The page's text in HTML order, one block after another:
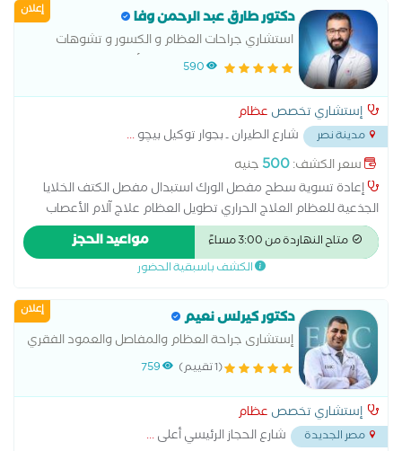
إعلان دكتور طارق عبد الرحمن وفا
استشاري جراحات العظام و الكسور و تشوهات
العظام و الإليزاروف و عظام الأطفال و تقويم و
590
إستشاري تخصص عظام
مدينة نصر شارع الطيران ـ بجوار توكيل بيچو...
سعر الكشف:500 جنيه
إعادة تسوية سطح مفصل الورك استبدال مفصل الكتف الخلايا
الجذعية للعظام العلاج الحراري تطويل العظام علاج آلام الأعصاب
بالترددات اللاسلكية علاج الرباط الصليبي عملية الغضروف عملية
تبديل مفصل الورك عملية تغيير مفصل الركبة عملية مفصل الكوع
قطع عظمي في الركبة
متاح النهاردة من 3:00 مساءً مواعيد الحجز
الكشف باسبقية الحضور
إعلان دكتور كيرلس نعيم
إستشارى جراحة العظام والمفاصل والعمود الفقري
(1 تقييم) 759
إستشاري تخصص عظام
مصر الجديدة شارع الحجاز الرئيسي أعلى...